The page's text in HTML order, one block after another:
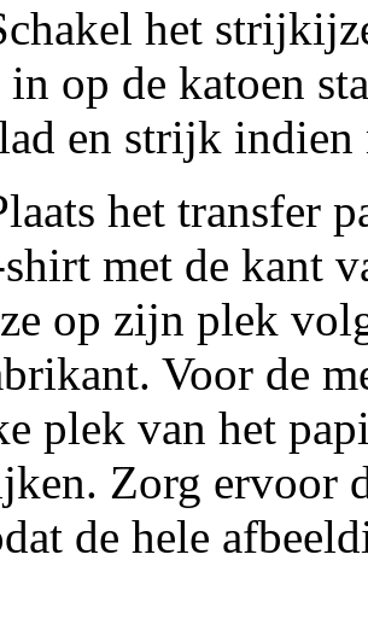
het
in op de katoen
en strijk indien
het transfer
met de kant
op zijn plek
Voor de
plek van het
Zorg ervoor
de hele